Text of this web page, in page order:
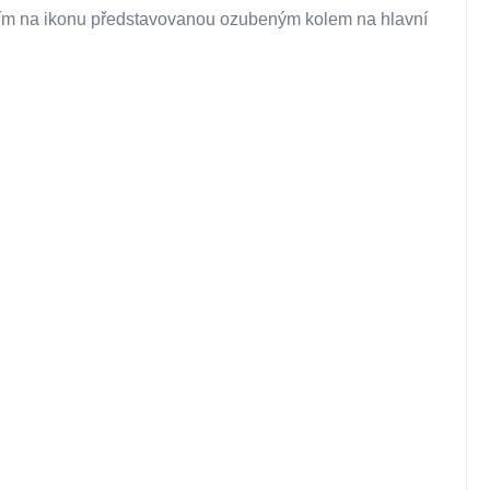
na ikonu představovanou ozubeným kolem na hlavní